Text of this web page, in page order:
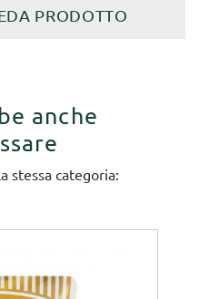
PRODOTTO
anche
stessa categoria: